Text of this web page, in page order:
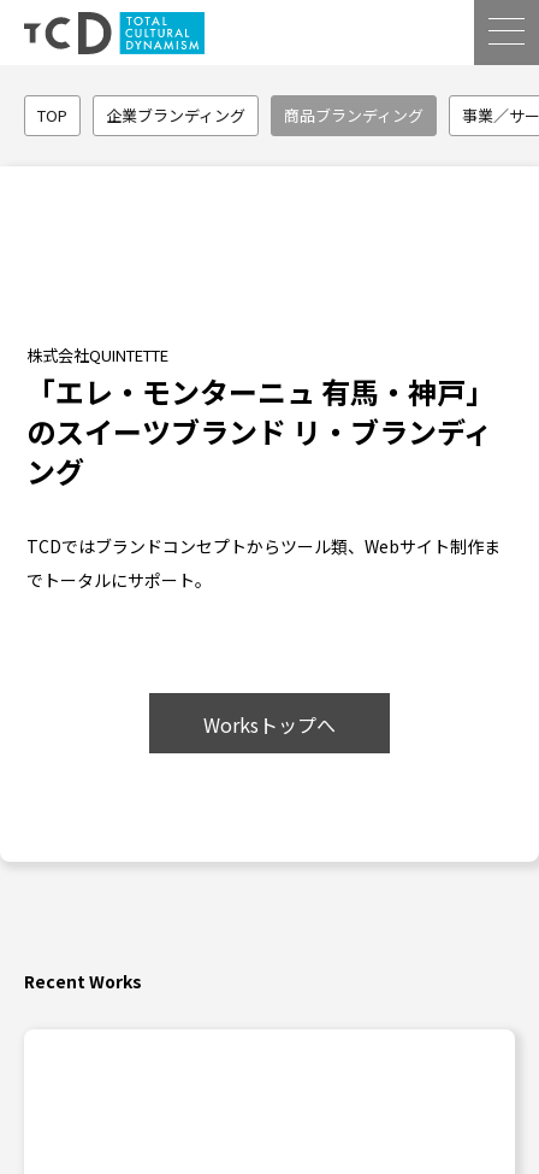
TOP 企業ブランディング 商品ブランディング 事業／サ
株式会社QUINTETTE
「エレ・モンターニュ 有馬・神戸」
のスイーツブランド リ・ブランディ
ング
TCDではブランドコンセプトからツール類、Webサイト制作ま
でトータルにサポート。
Worksトップへ
Recent Works